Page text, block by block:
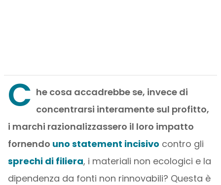
C he cosa accadrebbe se, invece di
concentrarsi interamente sul profitto,
i marchi razionalizzassero il loro impatto
fornendo uno statement incisivo contro gli
sprechi di filiera, i materiali non ecologici e la
dipendenza da fonti non rinnovabili? Questa è